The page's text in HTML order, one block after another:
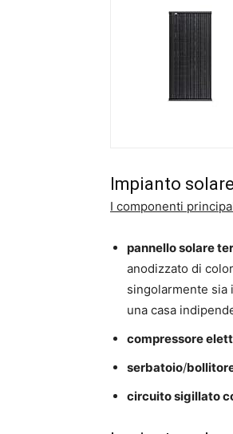
Impianto
I componenti
pannello solare
anodizzato di
singolarmente sia
una casa
compressore
serbatoio/
circuito sigillato